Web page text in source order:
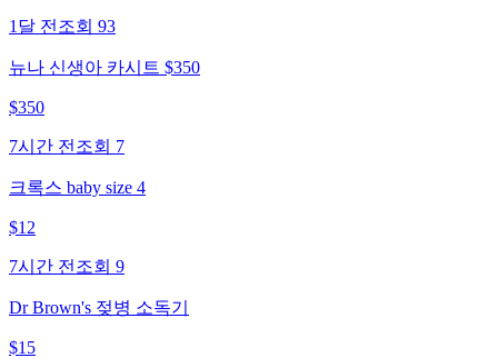
1달 전 조회 93
뉴나 신생아 카시트 $350
$350
7시간 전 조회 7
크록스 baby size 4
$12
7시간 전 조회 9
Dr Brown's 젖병 소독기
$15